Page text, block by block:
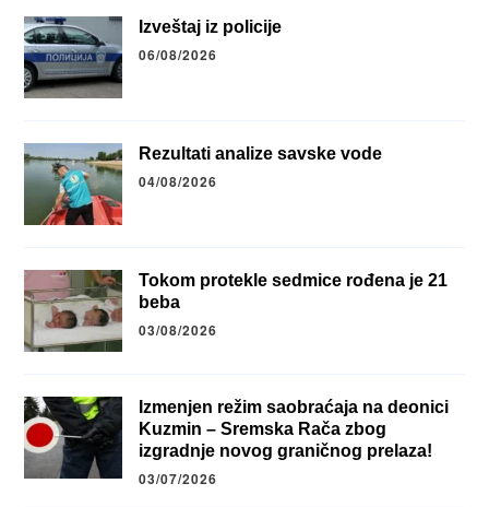
Izveštaj iz policije
06/08/2026
Rezultati analize savske vode
04/08/2026
Tokom protekle sedmice rođena je 21
beba
03/08/2026
Izmenjen režim saobraćaja na deonici
Kuzmin – Sremska Rača zbog
izgradnje novog graničnog prelaza!
03/07/2026